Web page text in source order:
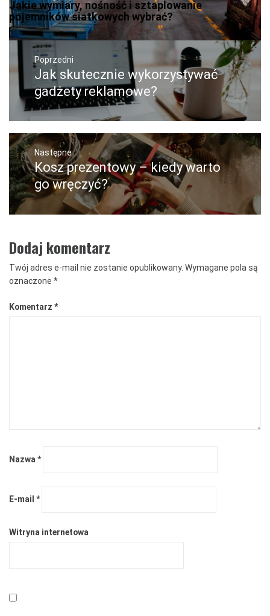
Jakie wymiary, nośność i sztaplowanie
pojemników siatkowych wybrać?
Nawigacja
wpisuPoprzedni
Poprzedni
wpis:
Jak skutecznie wykorzystywać
gadżety reklamowe?
Następne
Następny
post:
Kosz prezentowy – kiedy warto
go wręczyć?
Dodaj komentarz
Twój adres e-mail nie zostanie opublikowany. Wymagane pola są
oznaczone *
Komentarz *
Nazwa*
E-mail *
Witryna internetowa